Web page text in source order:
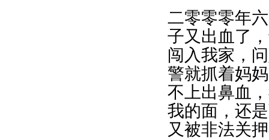
二零零零年
子又出血了
闯入我家，
警就抓着妈
不上出鼻血
我的面，还
又被非法关